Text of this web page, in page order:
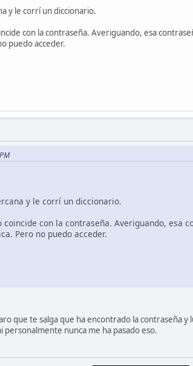
y le corrí un diccionario.
con la contraseña. Averiguando, esa
puedo acceder.
y le corrí un diccionario.
coincide con la contraseña. Averiguando, esa
Pero no puedo acceder.
que te salga que ha encontrado la contraseña
nunca me ha pasado eso.